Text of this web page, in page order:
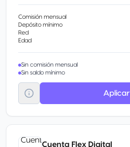
Comisión mensual
Depósito mínimo
Red
Edad
Sin comisión mensual
Sin saldo mínimo
Aplicar
Cuenta Flex Digital